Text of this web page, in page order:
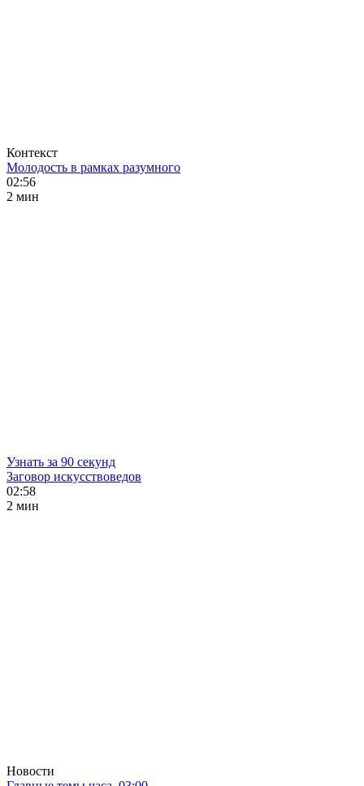
Контекст
Молодость в рамках разумного
02:56
2 мин
Узнать за 90 секунд
Заговор искусствоведов
02:58
2 мин
Новости